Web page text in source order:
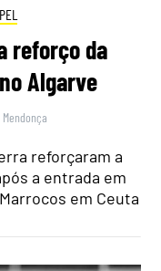
reforço da
Algarve
reforçaram a
a entrada em
em Ceuta